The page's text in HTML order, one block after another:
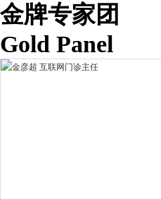
金牌专家团
Gold Panel